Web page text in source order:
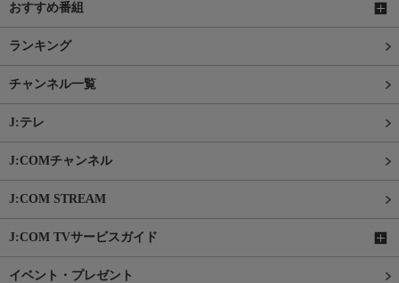
おすすめ番組
ランキング
チャンネル一覧
J:テレ
J:COMチャンネル
J:COM STREAM
J:COM TVサービスガイド
イベント・プレゼント